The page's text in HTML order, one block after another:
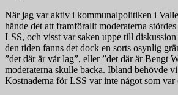
När jag var aktiv i kommunalpolitiken i
hände det att framförallt moderaterna
LSS, och visst var saken uppe till
den tiden fanns det dock en sorts osynlig
”det där är vår lag”, eller ”det där är Bengt
moderaterna skulle backa. Ibland behövde
Kostnaderna för LSS var inte något som var